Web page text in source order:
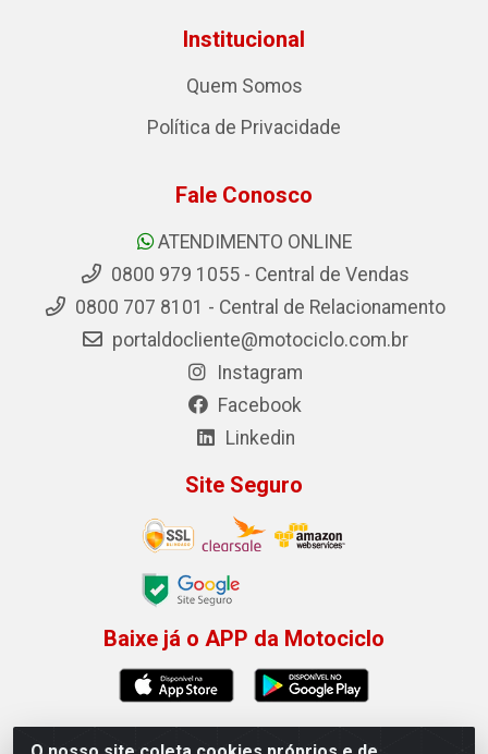
Institucional
Quem Somos
Política de Privacidade
Fale Conosco
ATENDIMENTO ONLINE
0800 979 1055 - Central de Vendas
0800 707 8101 - Central de Relacionamento
portaldocliente@motociclo.com.br
Instagram
Facebook
Linkedin
Site Seguro
Baixe já o APP da Motociclo